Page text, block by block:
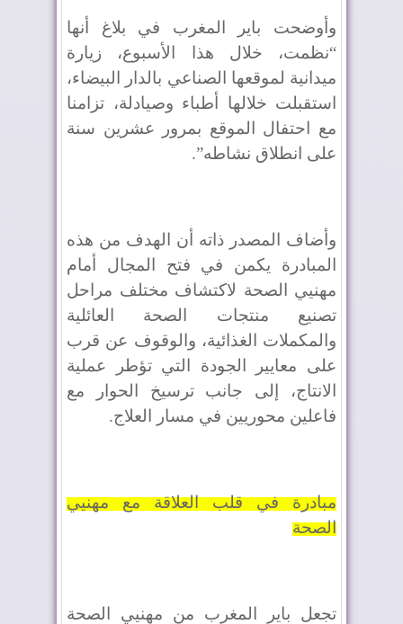
وأوضحت باير المغرب في بلاغ أنها
“نظمت، خلال هذا الأسبوع، زيارة
ميدانية لموقعها الصناعي بالدار البيضاء،
استقبلت خلالها أطباء وصيادلة، تزامنا
مع احتفال الموقع بمرور عشرين سنة
على انطلاق نشاطه”.
وأضاف المصدر ذاته أن الهدف من هذه
المبادرة يكمن في فتح المجال أمام
مهنيي الصحة لاكتشاف مختلف مراحل
تصنيع منتجات الصحة العائلية
والمكملات الغذائية، والوقوف عن قرب
على معايير الجودة التي تؤطر عملية
الانتاج، إلى جانب ترسيخ الحوار مع
فاعلين محوريين في مسار العلاج.
مبادرة في قلب العلاقة مع مهنيي
الصحة
تجعل باير المغرب من مهنيي الصحة